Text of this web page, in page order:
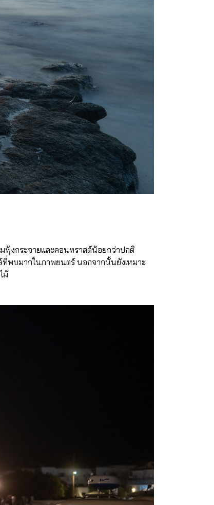
ฟุ้งกระจายและคอนทราสต์น้อยกว่าปกติ
ที่พบมากในภาพยนตร์ นอกจากนั้นยังเหมาะ
ม้